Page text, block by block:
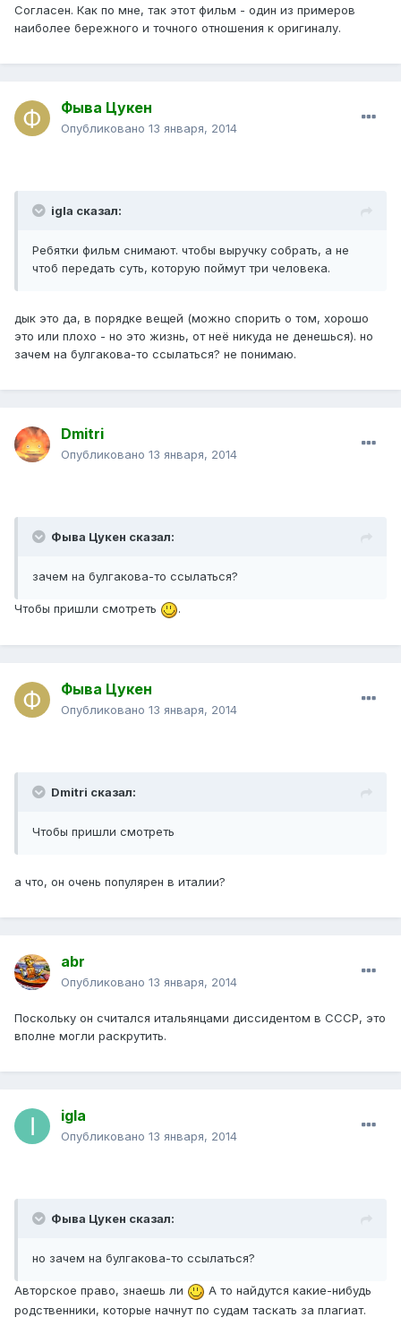
Согласен. Как по мне, так этот фильм - один из примеров
наиболее бережного и точного отношения к оригиналу.
Фыва Цукен
Опубликовано 13 января, 2014
igla сказал:
Ребятки фильм снимают. чтобы выручку собрать, а не
чтоб передать суть, которую поймут три человека.
дык это да, в порядке вещей (можно спорить о том, хорошо
это или плохо - но это жизнь, от неё никуда не денешься). но
зачем на булгакова-то ссылаться? не понимаю.
Dmitri
Опубликовано 13 января, 2014
Фыва Цукен сказал:
зачем на булгакова-то ссылаться?
Чтобы пришли смотреть .
Фыва Цукен
Опубликовано 13 января, 2014
Dmitri сказал:
Чтобы пришли смотреть
а что, он очень популярен в италии?
abr
Опубликовано 13 января, 2014
Поскольку он считался итальянцами диссидентом в СССР, это
вполне могли раскрутить.
igla
Опубликовано 13 января, 2014
Фыва Цукен сказал:
но зачем на булгакова-то ссылаться?
Авторское право, знаешь ли
А то найдутся какие-нибудь
родственники, которые начнут по судам таскать за плагиат.